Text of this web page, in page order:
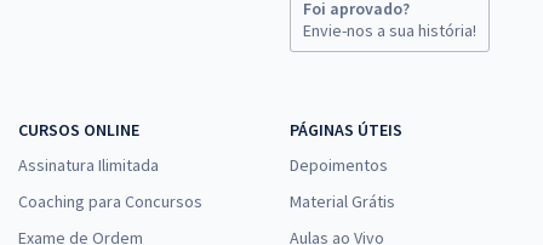
Foi aprovado?
Envie-nos a sua história!
CURSOS ONLINE
Assinatura Ilimitada
Coaching para Concursos
Exame de Ordem
PÁGINAS ÚTEIS
Depoimentos
Material Grátis
Aulas ao Vivo